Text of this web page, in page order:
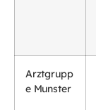
Arztgrupp
e Munster